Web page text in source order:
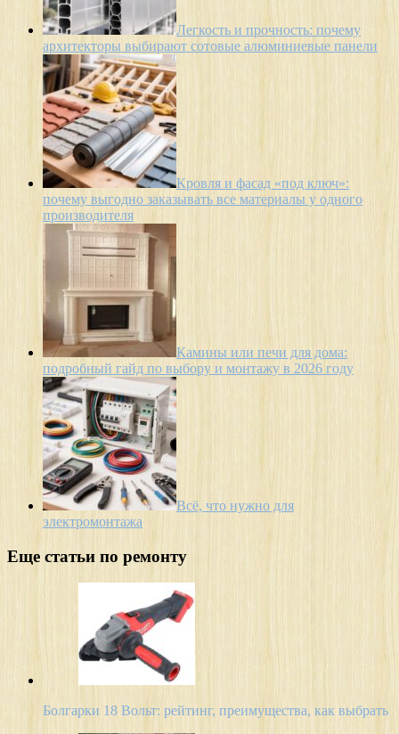
Легкость и прочность: почему
архитекторы выбирают сотовые алюминиевые панели
Кровля и фасад «под ключ»:
почему выгодно заказывать все материалы у одного
производителя
Камины или печи для дома:
подробный гайд по выбору и монтажу в 2026 году
Всё, что нужно для
электромонтажа
Еще статьи по ремонту
Болгарки 18 Вольт: рейтинг, преимущества, как выбрать